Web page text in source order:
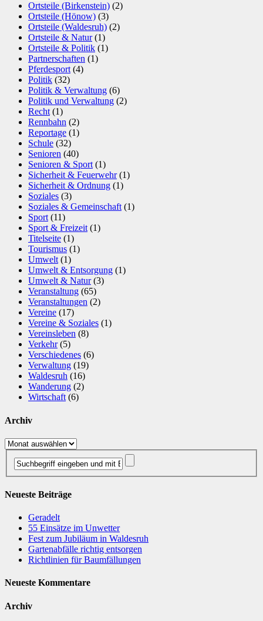
Ortsteile (Birkenstein) (2)
Ortsteile (Hönow) (3)
Ortsteile (Waldesruh) (2)
Ortsteile & Natur(1)
Ortsteile & Politik (1)
Partnerschaften (1)
Pferdesport(4)
Politik (32)
Politik & Verwaltung (6)
Politik und Verwaltung (2)
Recht(1)
Rennbahn (2)
Reportage (1)
Schule (32)
Senioren (40)
Senioren & Sport(1)
Sicherheit & Feuerwehr(1)
Sicherheit & Ordnung (1)
Soziales (3)
Soziales & Gemeinschaft(1)
Sport(11)
Sport & Freizeit(1)
Titelseite (1)
Tourismus (1)
Umwelt(1)
Umwelt & Entsorgung (1)
Umwelt & Natur(3)
Veranstaltung (65)
Veranstaltungen (2)
Vereine (17)
Vereine & Soziales (1)
Vereinsleben (8)
Verkehr(5)
Verschiedenes (6)
Verwaltung (19)
Waldesruh (16)
Wanderung (2)
Wirtschaft(6)
Archiv
Archiv
Neueste Beiträge
Geradelt
​55 Einsätze im Unwetter
Fest zum Jubiläum in Waldesruh
Gartenabfälle richtig entsorgen
Richtlinien für Baumfällungen
Neueste Kommentare
Archiv